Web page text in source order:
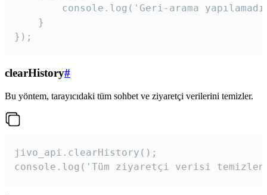
console.log('Geri-arama
    }
});
clearHistory#
Bu yöntem, tarayıcıdaki tüm sohbet ve ziyaretçi verilerini temizler.
jivo_api.clearHistory();
console.log('Tüm ziyaretçi verisi